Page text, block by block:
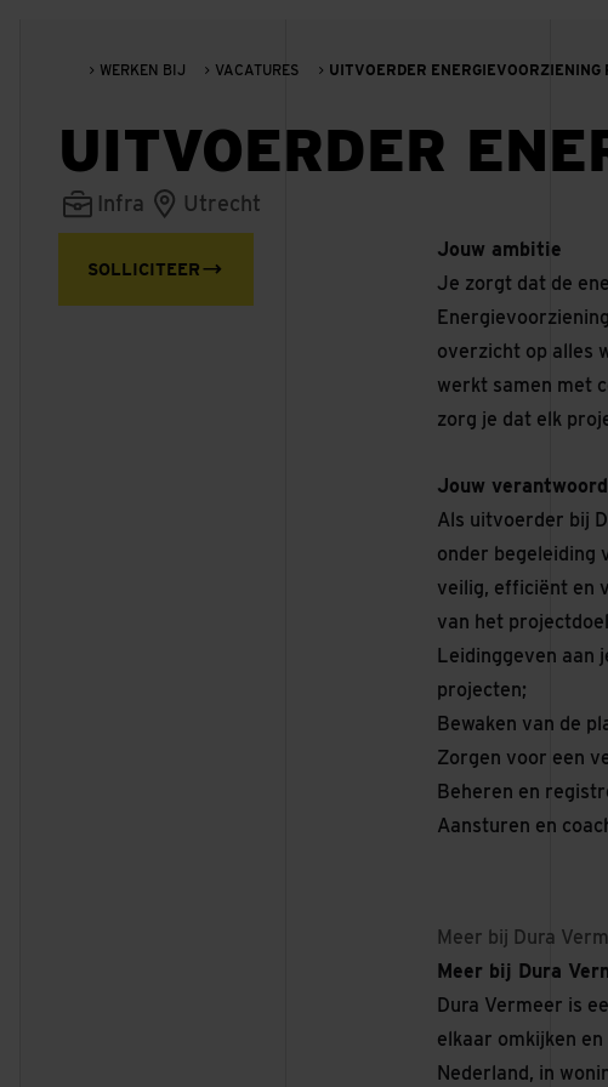
WERKEN BIJ VACATURES UITVOERDER
UITVOERDER
Infra Utrecht
SOLLICITEER
Jouw ambitie
Je zorgt dat de
overzicht op alles
werkt samen met
zorg je dat elk
Jouw
Als uitvoerder bij
onder begeleiding
veilig, efficiënt en
van het
Leidinggeven aan
projecten;
Bewaken van de
Zorgen voor een
Beheren en
Aansturen en
Meer bij Dura
Meer bij Dura
Dura Vermeer is
elkaar omkijken
Nederland, in